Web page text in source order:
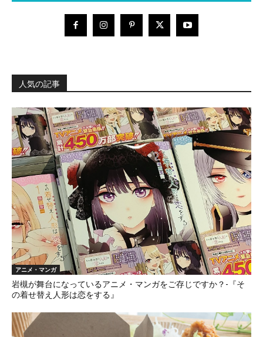
人気の記事
アニメ・マンガ
岩槻が舞台になっているアニメ・マンガをご存じですか？-『そ
の着せ替え人形は恋をする』